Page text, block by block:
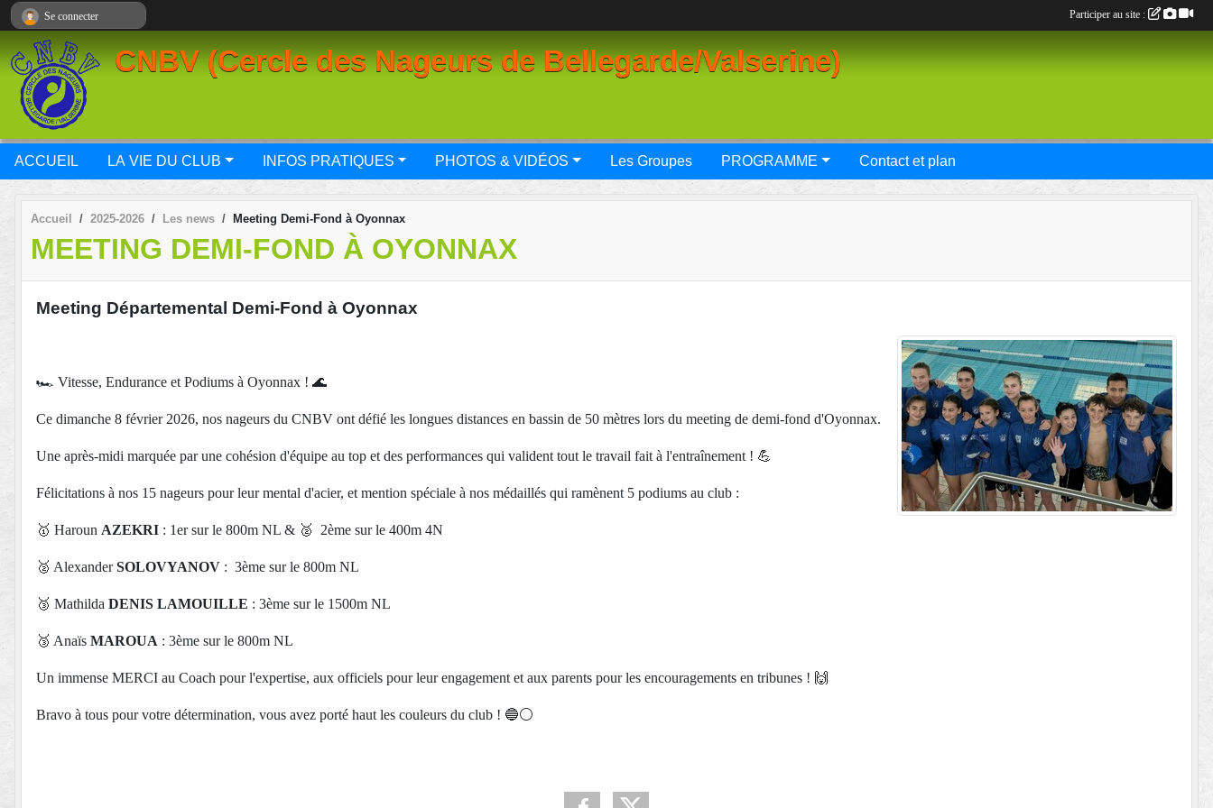
CNBV (Cercle des Nageurs de Bellegarde/Valserine)
ACCUEIL LA VIE DU CLUB INFOS PRATIQUES PHOTOS & VIDÉOS Les Groupes PROGRAMME Contact et plan
Accueil 2025-2026 Les news Meeting Demi-Fond à Oyonnax
MEETING DEMI-FOND À OYONNAX
Meeting Départemental Demi-Fond à Oyonnax
🏎️ Vitesse, Endurance et Podiums à Oyonnax ! 🌊
Ce dimanche 8 février 2026, nos nageurs du CNBV ont défié les longues distances en bassin de 50 mètres lors du meeting de demi-fond d'Oyonnax.
Une après-midi marquée par une cohésion d'équipe au top et des performances qui valident tout le travail fait à l'entraînement ! 💪
Félicitations à nos 15 nageurs pour leur mental d'acier, et mention spéciale à nos médaillés qui ramènent 5 podiums au club :
🥇 Haroun AZEKRI : 1er sur le 800m NL & 🥈 2ème sur le 400m 4N
🥈 AlexanderSOLOVYANOV : 3ème sur le 800m NL
🥉 Mathilda DENIS LAMOUILLE : 3ème sur le 1500m NL
🥉 Anaïs MAROUA : 3ème sur le 800m NL
Un immense MERCI au Coach pour l'expertise, aux officiels pour leur engagement et aux parents pour les encouragements en tribunes ! 🙌
Bravo à tous pour votre détermination, vous avez porté haut les couleurs du club ! 🔵⚪
Se connecter Participer au site :
Panneau de gestion des cookies